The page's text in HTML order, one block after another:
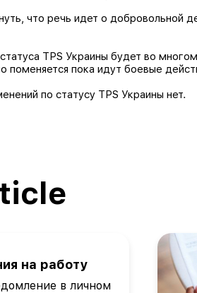
что речь идет о добровольной
TPS Украины будет во
поменяется пока идут боевые
по статусу TPS Украины нет.
на работу
в личном